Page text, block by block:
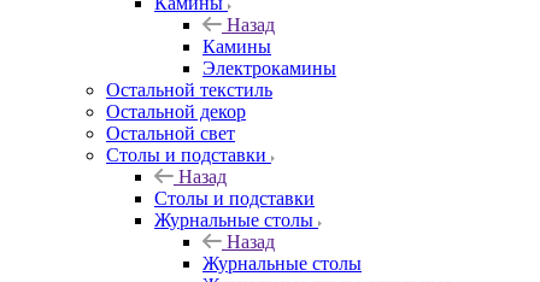
Назад
Камины
Электрокамины
Остальной текстиль
Остальной декор
Остальной свет
Столы и подставки
Назад
Столы и подставки
Журнальные столы
Назад
Журнальные столы